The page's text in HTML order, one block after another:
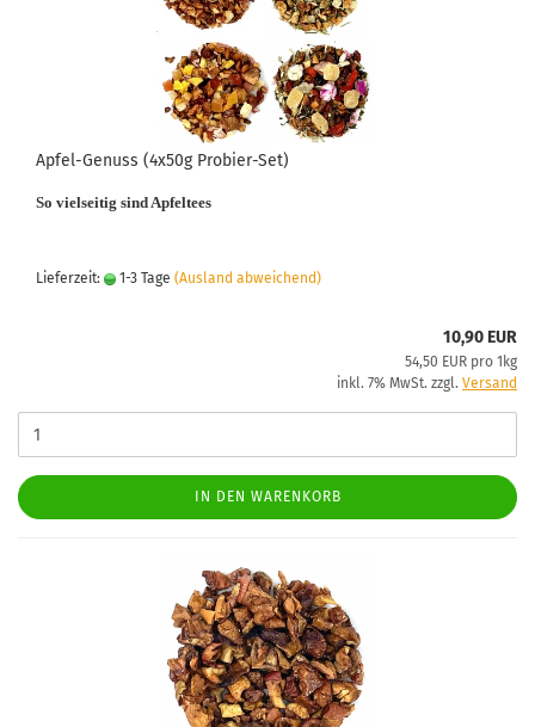
Apfel-Genuss (4x50g Probier-Set)
So vielseitig sind Apfeltees
Lieferzeit: 1-3 Tage (Ausland abweichend)
10,90 EUR
54,50 EUR pro 1kg
inkl. 7% MwSt. zzgl. Versand
IN DEN WARENKORB